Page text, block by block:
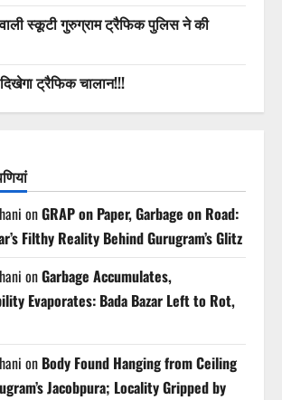
स्कूटी गुरुग्राम ट्रैफिक पुलिस ने की
ट्रैफिक चालान!!!
onGRAP on Paper, Garbage on Road:
Filthy Reality Behind Gurugram’s Glitz
onGarbage Accumulates,
Evaporates: Bada Bazar Left to Rot,
on Body Found Hanging from Ceiling
Jacobpura; Locality Gripped by